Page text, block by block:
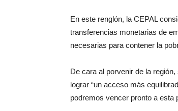
En este renglón, la CEPAL
transferencias monetarias de
necesarias para contener la
De cara al porvenir de la
lograr “un acceso más
podremos vencer pronto a esta